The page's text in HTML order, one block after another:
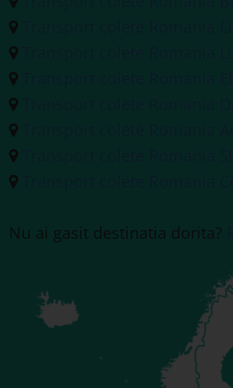
Nu ai gasit destinatia dorita?